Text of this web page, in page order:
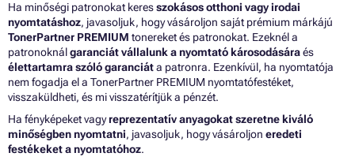
Ha minőségi patronokat keresszokásos otthoni vagy irodai
nyomtatáshoz, javasoljuk, hogy vásároljon saját prémium márkájú
TonerPartner PREMIUM tonereket és patronokat. Ezeknél a
patronoknálgaranciát vállalunk a nyomtató károsodásáraés
élettartamra szóló garanciáta patronra. Ezenkívül, ha nyomtatója
nem fogadja el a TonerPartner PREMIUM nyomtatófestéket,
visszaküldheti, és mi visszatérítjük a pénzét.
Ha fényképeket vagyreprezentatív anyagokat szeretne kiváló
minőségben nyomtatni, javasoljuk, hogy vásároljon eredeti
festékeket a nyomtatóhoz.